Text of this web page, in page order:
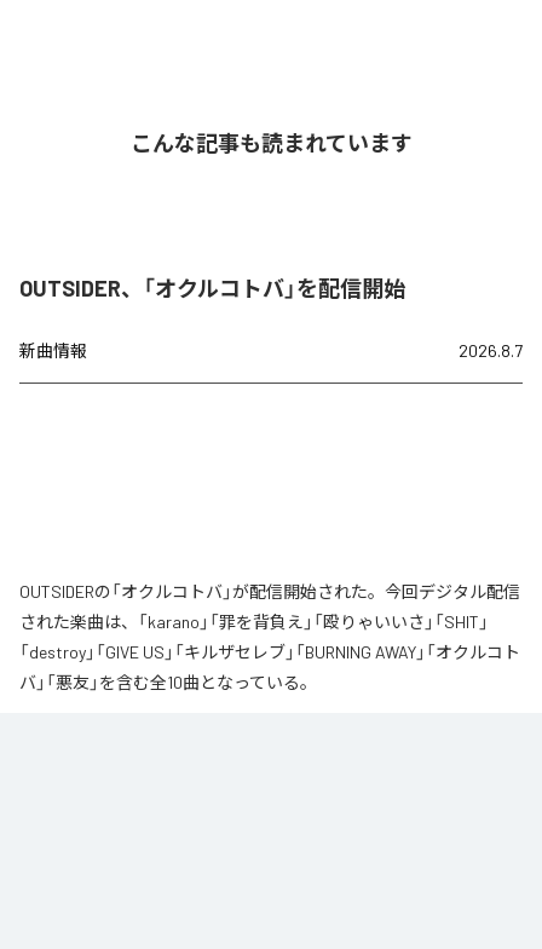
こんな記事も読まれています
OUTSIDER、「オクルコトバ」を配信開始
新曲情報 2026.8.7
OUTSIDERの「オクルコトバ」が配信開始された。今回デジタル配信
された楽曲は、「karano」「罪を背負え」「殴りゃいいさ」「SHIT」
「destroy」「GIVE US」「キルザセレブ」「BURNING AWAY」「オクルコト
バ」「悪友」を含む全10曲となっている。